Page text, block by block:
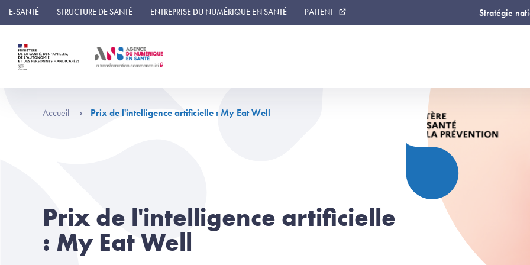
Panneau de gestion des cookies
E-SANTÉ STRUCTURE DE SANTÉ ENTREPRISE DU NUMÉRIQUE EN SANTÉ PATIENT Stratégie
Accueil Prix de l'intelligence artificielle : My Eat Well
Prix de l'intelligence artificielle
: My Eat Well